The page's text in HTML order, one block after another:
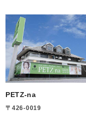
PETZ-na
〒426-0019